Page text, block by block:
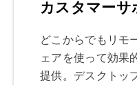
カスタマーサ
どこからでもリモ
ェアを使って効果
提供。デスクトッ